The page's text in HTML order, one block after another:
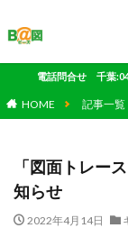
電話問合せ 千葉
HOME 記事一覧
「図面トレー
知らせ
2022年4月14日